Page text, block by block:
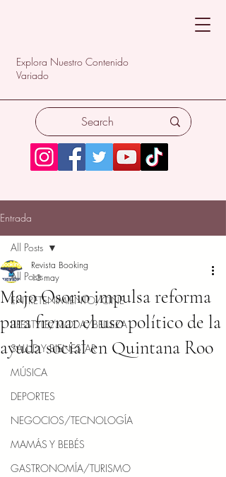
Explora Nuestro Contenido
Variado
Entrada
All Posts
ENTRETENIMIENTO/CINE
LIFESTYLE/MODA/BELLEZA
SALUD Y BIENESTAR
MÚSICA
DEPORTES
NEGOCIOS/TECNOLOGÍA
MAMÁS Y BEBÉS
GASTRONOMÍA/TURISMO
All Posts
Majo Osorio impulsa reforma
para frenar el uso político de la
ayuda social en Quintana Roo
Revista Booking
13 may